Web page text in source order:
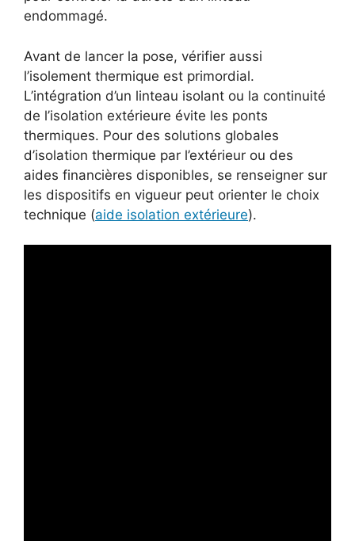
endommagé.
Avant de lancer la pose, vérifier aussi
l’isolement thermique est primordial.
L’intégration d’un linteau isolant ou la continuité
de l’isolation extérieure évite les ponts
thermiques. Pour des solutions globales
d’isolation thermique par l’extérieur ou des
aides financières disponibles, se renseigner sur
les dispositifs en vigueur peut orienter le choix
technique (aide isolation extérieure).